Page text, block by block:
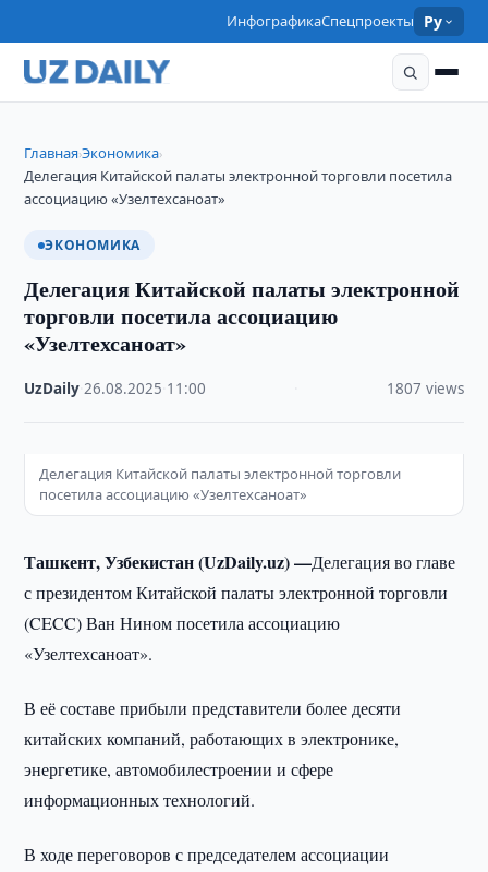
ИнфографикаСпецпроекты Ру
Главная›Экономика›
Делегация Китайской палаты электронной торговли посетила
ассоциацию «Узелтехсаноат»
ЭКОНОМИКА
Делегация Китайской палаты электронной
торговли посетила ассоциацию
«Узелтехсаноат»
UzDaily ·26.08.2025 11:00 1807 views
Делегация Китайской палаты электронной торговли
посетила ассоциацию «Узелтехсаноат»
Ташкент, Узбекистан (UzDaily.uz) —Делегация во главе
с президентом Китайской палаты электронной торговли
(CECC) Ван Нином посетила ассоциацию
«Узелтехсаноат».
В её составе прибыли представители более десяти
китайских компаний, работающих в электронике,
энергетике, автомобилестроении и сфере
информационных технологий.
В ходе переговоров с председателем ассоциации